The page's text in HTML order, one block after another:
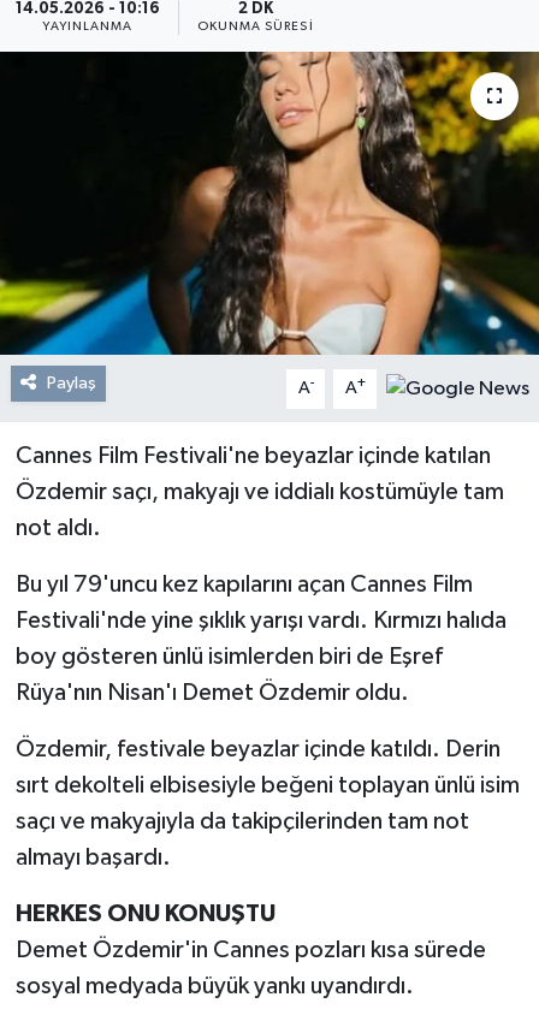
14.05.2026 - 10:16
YAYINLANMA
2 DK
OKUNMA SÜRESI
Paylaş A- A+
Cannes Film Festivali'ne beyazlar içinde katılan
Özdemir saçı, makyajı ve iddialı kostümüyle tam
not aldı.
Bu yıl 79'uncu kez kapılarını açan Cannes Film
Festivali'nde yine şıklık yarışı vardı. Kırmızı halıda
boy gösteren ünlü isimlerden biri de Eşref
Rüya'nın Nisan'ı Demet Özdemir oldu.
Özdemir, festivale beyazlar içinde katıldı. Derin
sırt dekolteli elbisesiyle beğeni toplayan ünlü isim
saçı ve makyajıyla da takipçilerinden tam not
almayı başardı.
HERKES ONU KONUŞTU
Demet Özdemir'in Cannes pozları kısa sürede
sosyal medyada büyük yankı uyandırdı.
Kültür Sanat